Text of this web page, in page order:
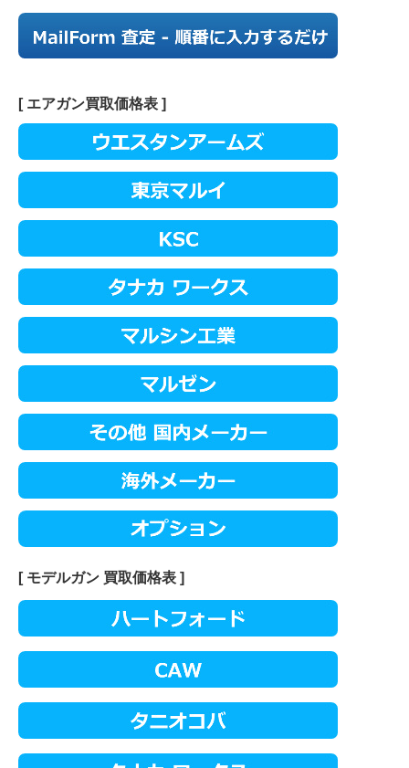
[ エアガン買取価格表 ]
[ モデルガン 買取価格表 ]